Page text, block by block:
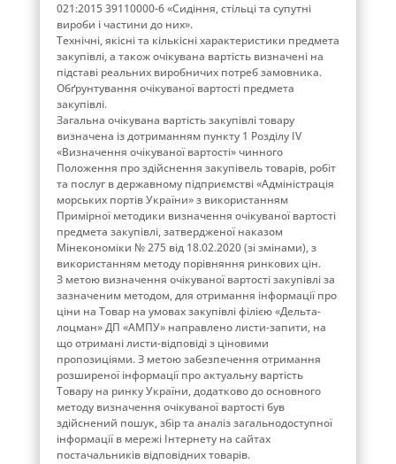
021:2015 39110000-6 «Сидіння, стільці та супутні
вироби і частини до них».
Технічні, якісні та кількісні характеристики предмета
закупівлі, а також очікувана вартість визначені на
підставі реальних виробничих потреб замовника.
Обґрунтування очікуваної вартості предмета
закупівлі.
Загальна очікувана вартість закупівлі товару
визначена із дотриманням пункту 1 Розділу ІV
«Визначення очікуваної вартості» чинного
Положення про здійснення закупівель товарів, робіт
та послуг в державному підприємстві «Адміністрація
морських портів України» з використанням
Примірної методики визначення очікуваної вартості
предмета закупівлі, затвердженої наказом
Мінекономіки № 275 від 18.02.2020 (зі змінами), з
використанням методу порівняння ринкових цін.
З метою визначення очікуваної вартості закупівлі за
зазначеним методом, для отримання інформації про
ціни на Товар на умовах закупівлі філією «Дельта-
лоцман» ДП «АМПУ» направлено листи-запити, на
що отримані листи-відповіді з ціновими
пропозиціями. З метою забезпечення отримання
розширеної інформації про актуальну вартість
Товару на ринку України, додатково до основного
методу визначення очікуваної вартості був
здійснений пошук, збір та аналіз загальнодоступної
інформації в мережі Інтернету на сайтах
постачальників відповідних товарів.